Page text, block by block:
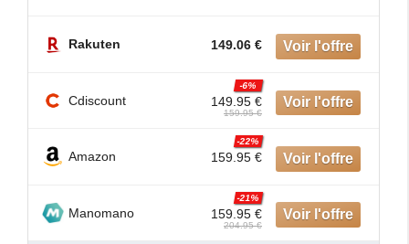
Rakuten 149.06 €
Cdiscount 149.95 €
-6%
159.95 €
Amazon 159.95 €
-22%
Manomano 159.95 €
-21%
204.95 €